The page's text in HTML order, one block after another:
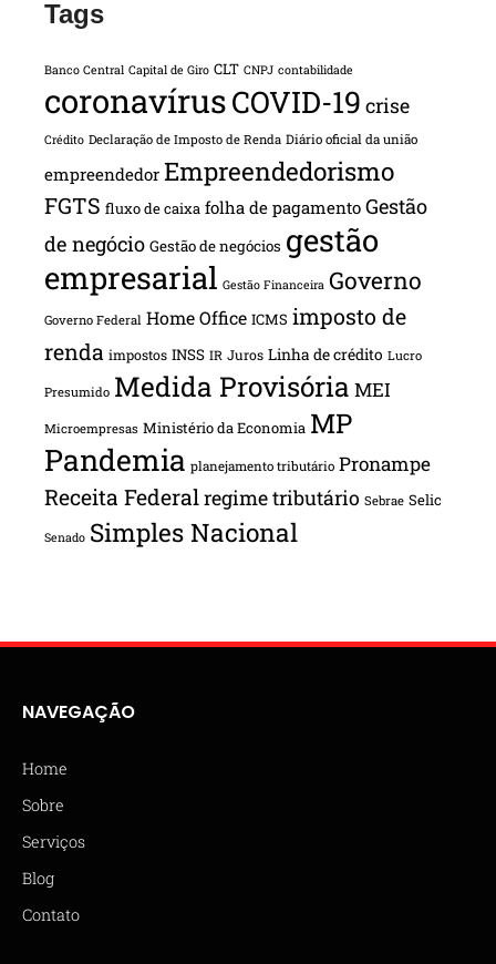
Tags
Banco Central Capital de Giro CLT CNPJ contabilidade
coronavírusCOVID-19 crise
Crédito Declaração de Imposto de Renda Diário oficial da união
empreendedor Empreendedorismo
FGTS fluxo de caixa folha de pagamento Gestão
de negócio Gestão de negócios gestão
empresarial Gestão Financeira Governo
Governo Federal Home Office ICMS imposto de
renda impostos INSS IR Juros Linha de crédito Lucro
Presumido Medida Provisória MEI
Microempresas Ministério da Economia MP
Pandemia planejamento tributário Pronampe
Receita Federalregime tributário Sebrae Selic
Senado Simples Nacional
NAVEGAÇÃO
Home
Sobre
Serviços
Blog
Contato